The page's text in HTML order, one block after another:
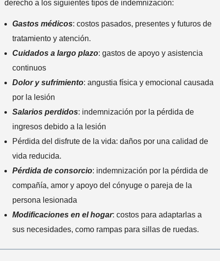
l
n
c
i
n
t
e
derecho a los siguientes tipos de indemnización:
Gastos médicos: costos pasados, presentes y futuros de
tratamiento y atención.
Cuidados a largo plazo: gastos de apoyo y asistencia
continuos
Dolor y sufrimiento: angustia física y emocional causada
por la lesión
Salarios perdidos: indemnización por la pérdida de
ingresos debido a la lesión
Pérdida del disfrute de la vida: daños por una calidad de
vida reducida.
Pérdida de consorcio: indemnización por la pérdida de
compañía, amor y apoyo del cónyuge o pareja de la
persona lesionada
Modificaciones en el hogar: costos para adaptarlas a
sus necesidades, como rampas para sillas de ruedas.